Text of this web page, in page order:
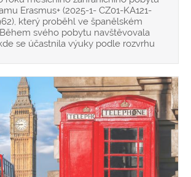
Erasmus+ (2025-1- CZ01-KA121-
který proběhl ve španělském
svého pobytu navštěvovala
se účastnila výuky podle rozvrhu